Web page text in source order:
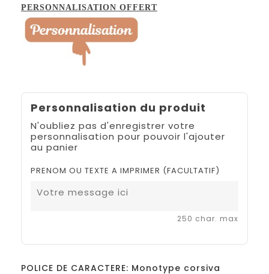
PERSONNALISATION OFFERT
Personnalisation du produit
N'oubliez pas d'enregistrer votre
personnalisation pour pouvoir l'ajouter
au panier
PRENOM OU TEXTE A IMPRIMER (FACULTATIF)
250 char. max
POLICE DE CARACTERE: Monotype corsiva